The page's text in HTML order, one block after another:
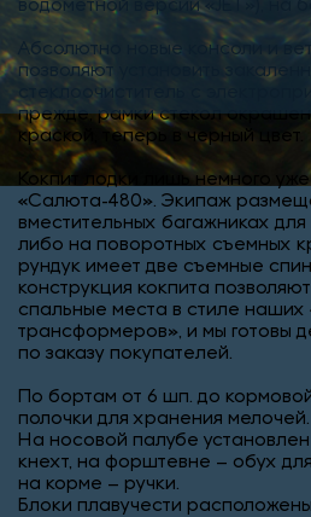
водометной версии «JET»), на
Абсолютно новые консоли и
позволяют установить
стеклоочиститель с
прежде, рамки стекол
краской, теперь в черный цвет.
Кокпит лодки лишь немного
«Салюта-480». Экипаж
вместительных багажниках
либо на поворотных съемных
рундук имеет две съемные
конструкция кокпита
спальные места в стиле
трансформеров», и мы готовы
по заказу покупателей.
По бортам от 6 шп. до
полочки для хранения мелочей.
На носовой палубе
кнехт, на форштевне – обух
на корме – ручки.
Блоки плавучести